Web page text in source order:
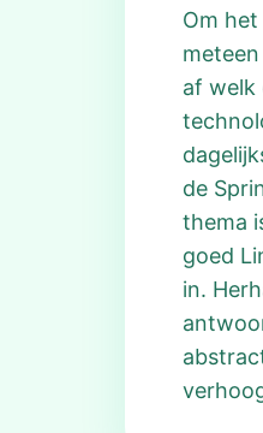
Om
af welk
de
thema
goed
in.